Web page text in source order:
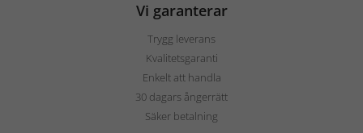
Vi garanterar
Trygg leverans
Kvalitetsgaranti
Enkelt att handla
30 dagars ångerrätt
Säker betalning